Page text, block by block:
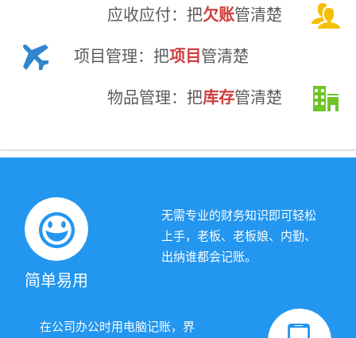
应收应付：把欠账管清楚
项目管理：把项目 管清楚
物品管理：把库存管清楚
简单易用
无需专业的财务知识即可轻松
上手，老板、老板娘、内勤、
出纳谁都会记账。
在公司办公时用电脑记账，界